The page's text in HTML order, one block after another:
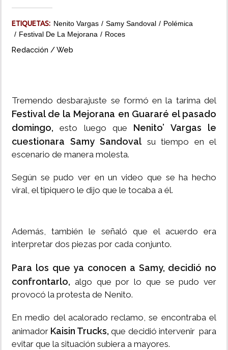
ETIQUETAS: Nenito Vargas Samy Sandoval
Polémica
Festival De La Mejorana
Roces
Redacción / Web
Tremendo desbarajuste se formó en la tarima del
Festival de la Mejorana en Guararé el pasado
domingo,esto luego que Nenito’ Vargas le
cuestionara Samy Sandovalsu tiempo en el
escenario de manera molesta.
Según se pudo ver en un video que se ha hecho
viral, el tipiquero le dijo que le tocaba a él.
Además, también le señaló que el acuerdo era
interpretar dos piezas por cada conjunto.
Para los que ya conocen a Samy, decidió no
confrontarlo, algo que por lo que se pudo ver
provocó la protesta de Nenito.
En medio del acalorado reclamo, se encontraba el
animador Kaisin Trucks, que decidió intervenir para
evitar que la situación subiera a mayores.